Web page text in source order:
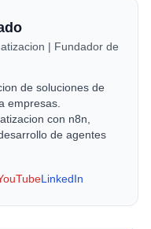
| Fundador de
de soluciones de
empresas.
con n8n,
de agentes
LinkedIn